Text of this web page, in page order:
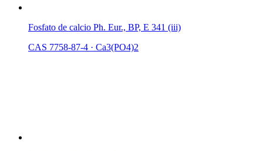
Fosfato de calcio Ph. Eur., BP, E 341 (iii)
CAS 7758-87-4 · Ca3(PO4)2